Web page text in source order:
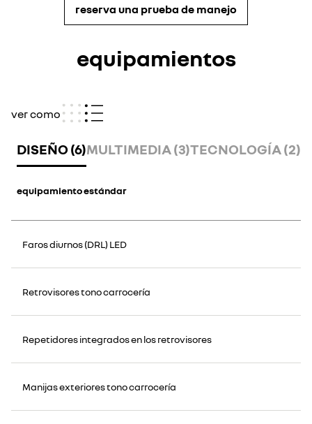
reserva una prueba de manejo
equipamientos
ver como
DISEÑO (6)MULTIMEDIA (3)TECNOLOGÍA (2)
equipamiento estándar
Faros diurnos (DRL) LED
Retrovisores tono carrocería
Repetidores integrados en los retrovisores
Manijas exteriores tono carrocería